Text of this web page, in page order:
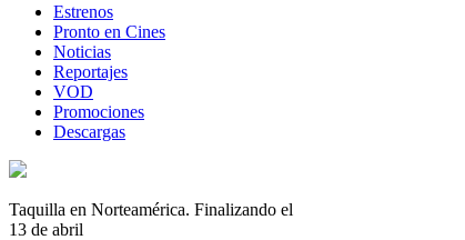
Estrenos
Pronto en Cines
Noticias
Reportajes
VOD
Promociones
Descargas
Taquilla en Norteamérica. Finalizando el
13 de abril